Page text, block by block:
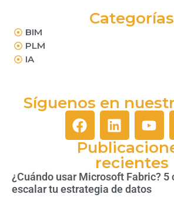
Categorías
BIM
PLM
IA
Síguenos en
recientes
¿Cuándo usar Microsoft Fabric? 5
escalar tu estrategia de datos